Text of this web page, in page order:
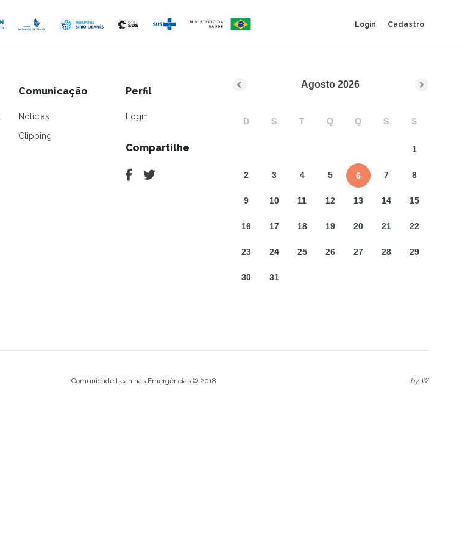
Login Cadastro
Comunicação
Notícias
Clipping
Perfil
Login
Compartilhe
Agosto 2026
D S T Q Q S S
1
2 3 4 5 6 7 8
9 10 11 12 13 14 15
16 17 18 19 20 21 22
23 24 25 26 27 28 29
30 31
Comunidade Lean nas Emergências © 2018 by W